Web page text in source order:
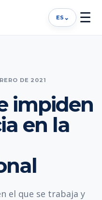
ES ⌄ ☰
DE 2021
impiden
en la
el que se trabaja y